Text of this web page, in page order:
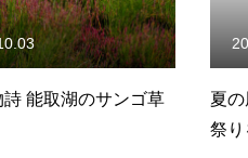
能取湖のサンゴ草
夏
祭り